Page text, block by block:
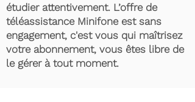
étudier attentivement. L’offre de
téléassistance Minifone est sans
engagement, c'est vous qui maîtrisez
votre abonnement, vous êtes libre de
le gérer à tout moment.